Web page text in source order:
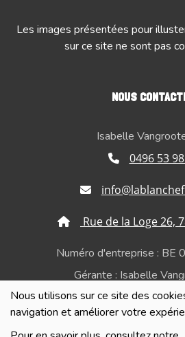
Nous utilisons sur ce site des
navigation et améliorer votre
Les images présentées pour
sur ce site ne sont pas
NOUS
Isabelle
0496 53
Rue de la Loge 26,
Numéro d'entreprise : BE
Gérante : Isabelle
Politique de confidentialité et
privée